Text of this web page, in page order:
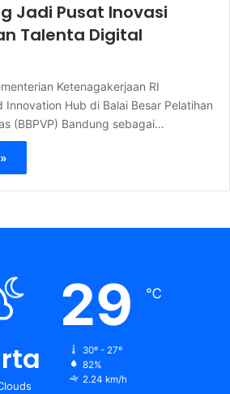
Jadi Pusat Inovasi
Talenta Digital
Ketenagakerjaan RI
Innovation Hub di Balai Besar Pelatihan
(BBPVP) Bandung sebagai…
29 ℃
30º - 27º
82%
2.24 km/h